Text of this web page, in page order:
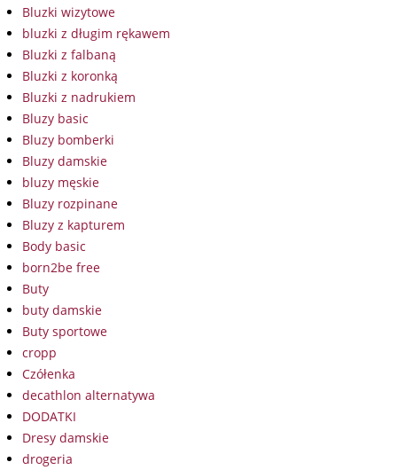
Bluzki wizytowe
bluzki z długim rękawem
Bluzki z falbaną
Bluzki z koronką
Bluzki z nadrukiem
Bluzy basic
Bluzy bomberki
Bluzy damskie
bluzy męskie
Bluzy rozpinane
Bluzy z kapturem
Body basic
born2be free
Buty
buty damskie
Buty sportowe
cropp
Czółenka
decathlon alternatywa
DODATKI
Dresy damskie
drogeria